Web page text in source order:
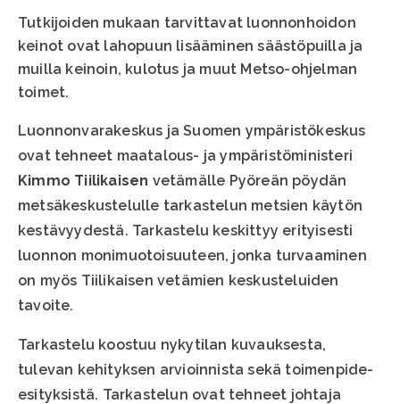
Tutkijoiden mukaan tarvittavat luonnonhoidon
keinot ovat lahopuun lisääminen säästöpuilla ja
muilla keinoin, kulotus ja muut Metso-ohjelman
toimet.
Luonnonvarakeskus ja Suomen ympäristökeskus
ovat tehneet maatalous- ja ympäristöministeri
Kimmo Tiilikaisen vetämälle Pyöreän pöydän
metsäkeskustelulle tarkastelun metsien käytön
kestävyydestä. Tarkastelu keskittyy erityisesti
luonnon monimuotoisuuteen, jonka turvaaminen
on myös Tiilikaisen vetämien keskusteluiden
tavoite.
Tarkastelu koostuu nykytilan kuvauksesta,
tulevan kehityksen arvioinnista sekä toimenpide-
esityksistä. Tarkastelun ovat tehneet johtaja